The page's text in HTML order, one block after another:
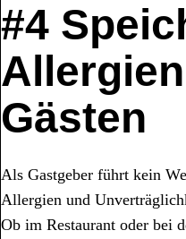
#4
Gästen
Als Gastgeber führt kein
Allergien und
Ob im Restaurant oder bei